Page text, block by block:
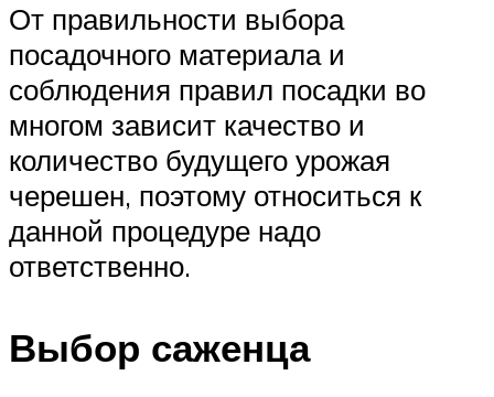
От правильности выбора
посадочного материала и
соблюдения правил посадки во
многом зависит качество и
количество будущего урожая
черешен, поэтому относиться к
данной процедуре надо
ответственно.
Выбор саженца